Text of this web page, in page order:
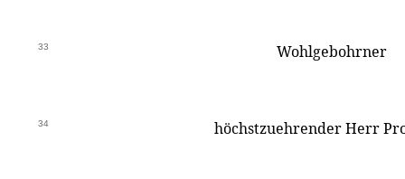
33 Wohlgebohrner
34 höchstzuehrender Herr